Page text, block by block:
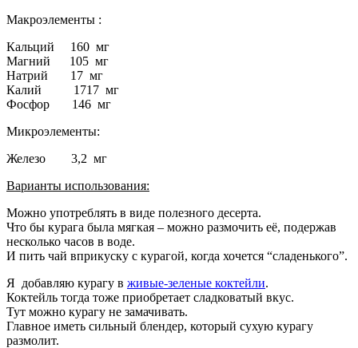
Макроэлементы :
Кальций 160 мг
Магний 105 мг
Натрий 17 мг
Калий 1717 мг
Фосфор 146 мг
Микроэлементы:
Железо 3,2 мг
Варианты использования:
Можно употреблять в виде полезного десерта.
Что бы курага была мягкая – можно размочить её, подержав
несколько часов в воде.
И пить чай вприкуску с курагой, когда хочется “сладенького”.
Я добавляю курагу в живые-зеленые коктейли.
Коктейль тогда тоже приобретает сладковатый вкус.
Тут можно курагу не замачивать.
Главное иметь сильный блендер, который сухую курагу
размолит.